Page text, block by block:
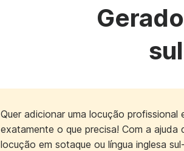
Quer adicionar uma locução
exatamente o que precisa! Com a
locução em sotaque ou língua inglesa